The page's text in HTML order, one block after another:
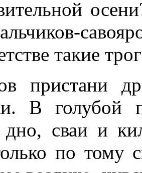
такие
пристани
В голубой
дно, сваи и
по тому